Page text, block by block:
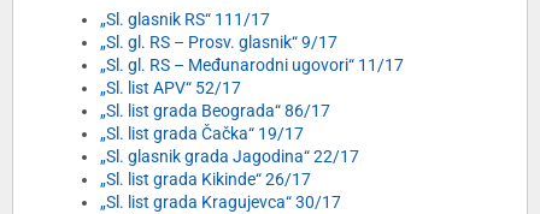
„Sl. glasnik RS“ 111/17
„Sl. gl. RS – Prosv. glasnik“ 9/17
„Sl. gl. RS – Međunarodni ugovori“ 11/17
„Sl. list APV“ 52/17
„Sl. list grada Beograda“ 86/17
„Sl. list grada Čačka“ 19/17
„Sl. glasnik grada Jagodina“ 22/17
„Sl. list grada Kikinde“ 26/17
„Sl. list grada Kragujevca“ 30/17